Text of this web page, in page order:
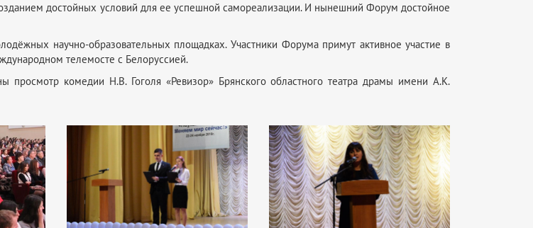
достойных условий для ее успешной самореализации. И нынешний Форум достойное
научно-образовательных площадках. Участники Форума примут активное участие в
телемосте с Белоруссией.
просмотр комедии Н.В. Гоголя «Ревизор» Брянского областного театра драмы имени А.К.